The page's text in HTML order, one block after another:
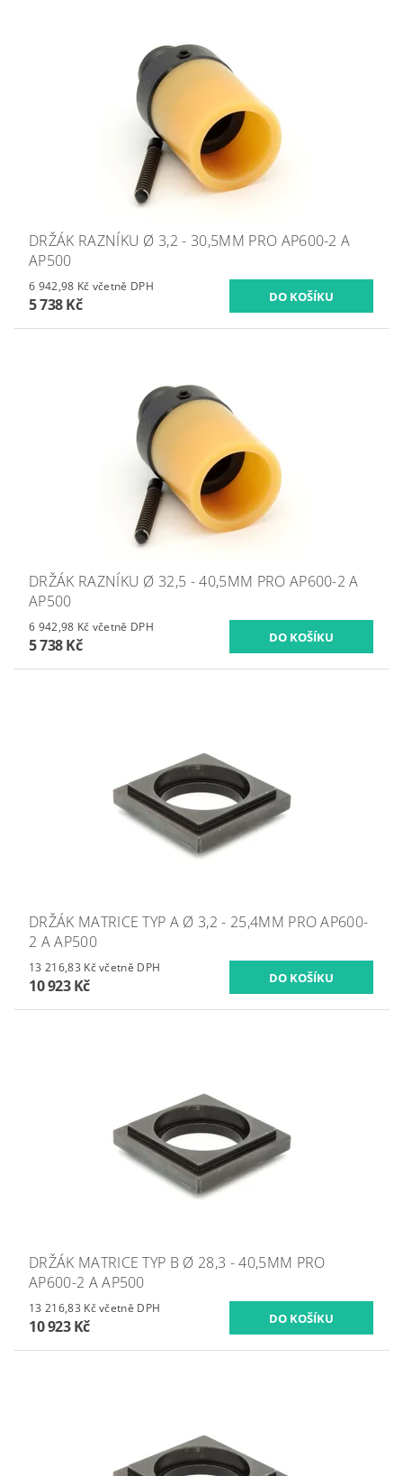
DRŽÁK RAZNÍKU Ø 3,2 - 30,5MM PRO AP600-2 A
AP500
6 942,98 Kč včetně DPH
5 738 Kč
DRŽÁK RAZNÍKU Ø 32,5 - 40,5MM PRO AP600-2 A
AP500
6 942,98 Kč včetně DPH
5 738 Kč
DRŽÁK MATRICE TYP A Ø 3,2 - 25,4MM PRO AP600-
2 A AP500
13 216,83 Kč včetně DPH
10 923 Kč
DRŽÁK MATRICE TYP B Ø 28,3 - 40,5MM PRO
AP600-2 A AP500
13 216,83 Kč včetně DPH
10 923 Kč